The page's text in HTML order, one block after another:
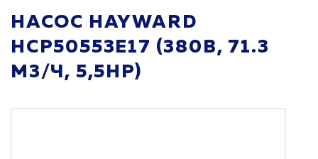
НАСОС HAYWARD
HCP50553E17 (380В, 71.3
М3/Ч, 5,5HP)